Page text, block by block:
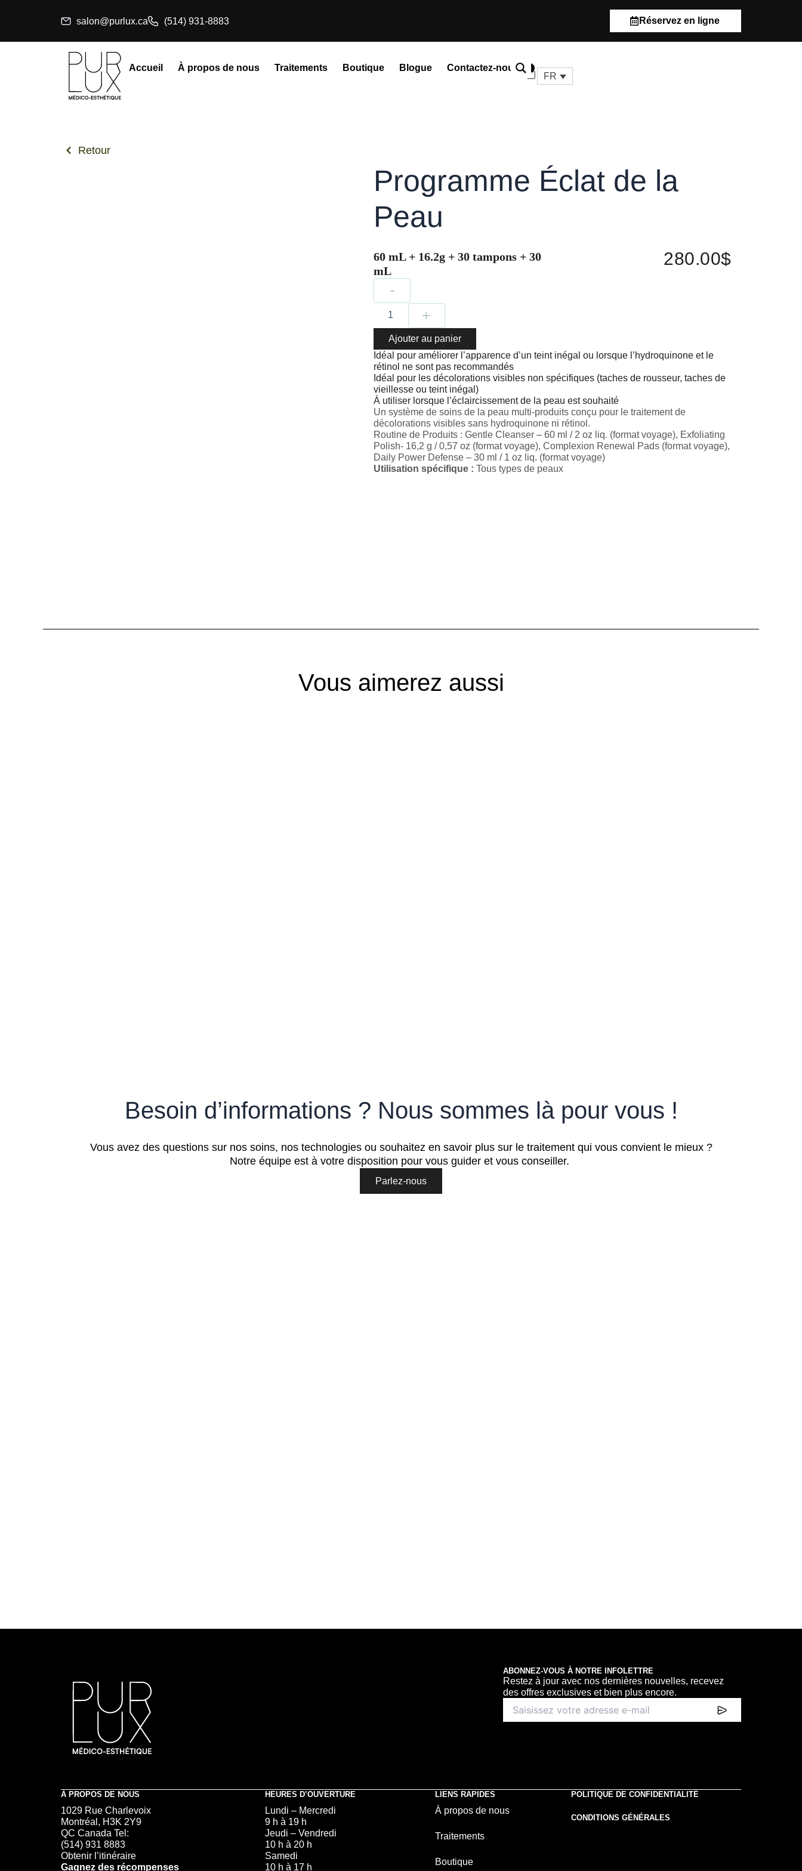
salon@purlux.ca (514) 931-8883 Réservez en ligne
Accueil À propos de nous Traitements Boutique Blogue Contactez-nous 0
Panier
FR
Retour
Programme Éclat de la
Peau
60 mL + 16.2g + 30 tampons + 30
mL
280.00$
-
Programme
Éclat
de
Peau
+
Ajouter au panier
Idéal pour améliorer l’apparence d’un teint inégal ou lorsque l’hydroquinone et le
rétinol ne sont pas recommandés
Idéal pour les décolorations visibles non spécifiques (taches de rousseur, taches de
vieillesse ou teint inégal)
À utiliser lorsque l’éclaircissement de la peau est souhaité
Un système de soins de la peau multi-produits conçu pour le traitement de
décolorations visibles sans hydroquinone ni rétinol.
Routine de Produits : Gentle Cleanser – 60 ml / 2 oz liq. (format voyage), Exfoliating
Polish- 16,2 g / 0,57 oz (format voyage), Complexion Renewal Pads (format voyage),
Daily Power Defense – 30 ml / 1 oz liq. (format voyage)
Utilisation spécifique : Tous types de peaux
Vous aimerez aussi
Besoin d’informations ? Nous sommes là pour vous !
Vous avez des questions sur nos soins, nos technologies ou souhaitez en savoir plus sur le traitement qui vous convient le mieux ?
Notre équipe est à votre disposition pour vous guider et vous conseiller.
Parlez-nous
ABONNEZ-VOUS À NOTRE INFOLETTRE
Restez à jour avec nos dernières nouvelles, recevez
des offres exclusives et bien plus encore.
À PROPOS DE NOUS
1029 Rue Charlevoix
Montréal, H3K 2Y9
QC Canada Tel:
(514) 931 8883
Obtenir l’itinéraire
Gagnez des récompenses
HEURES D’OUVERTURE
Lundi – Mercredi
9 h à 19 h
Jeudi – Vendredi
10 h à 20 h
Samedi
10 h à 17 h
LIENS RAPIDES
À propos de nous
Traitements
Boutique
POLITIQUE DE CONFIDENTIALITÉ
CONDITIONS GÉNÉRALES